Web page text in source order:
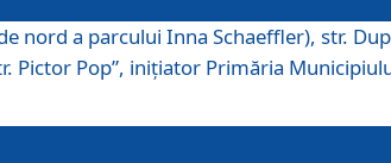
nord a parcului Inna Schaeffler), str.
Pictor Pop”, iniţiator Primăria